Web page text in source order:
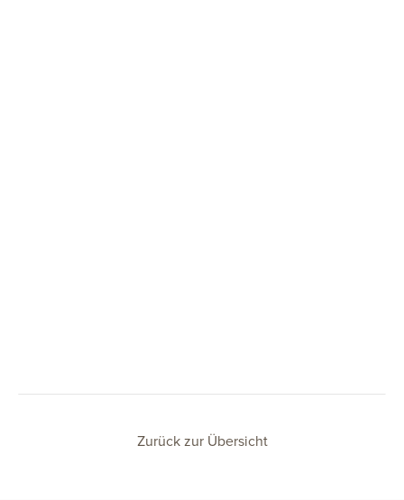
Zurück zur Übersicht